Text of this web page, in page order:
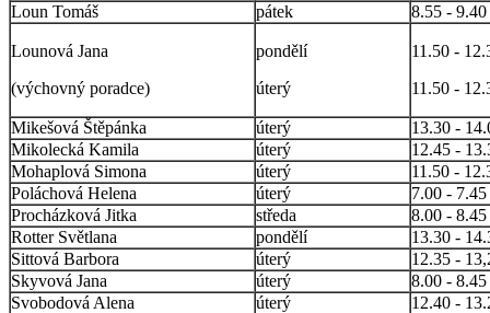
Loun Tomáš
pátek 8.55 - 9.40
Lounová Jana
(výchovný poradce)
pondělí
úterý
11.50 -
11.50 -
Mikešová Štěpánka úterý
13.30 -
Mikolecká Kamila
úterý
12.45 -
Mohaplová Simona
úterý
11.50 -
Poláchová Helena
úterý
7.00 - 7.45
Procházková Jitka
středa
8.00 - 8.45
Rotter Světlana
pondělí
13.30 -
Sittová Barbora
úterý
12.35 -
Skyvová Jana
úterý
8.00 - 8.45
Svobodová Alena
úterý
12.40 -